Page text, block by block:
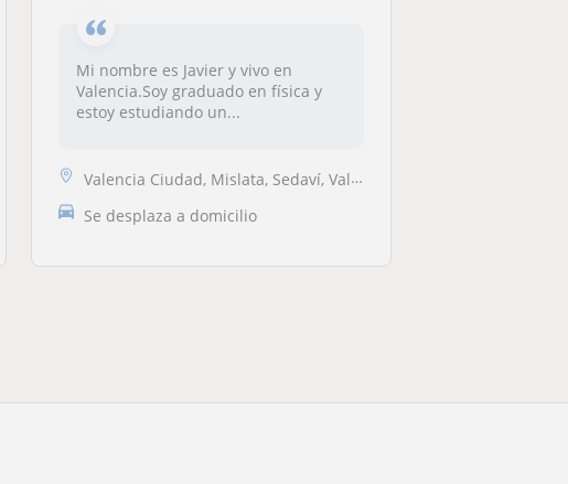
Mi nombre es Javier y vivo en
Valencia.Soy graduado en física y
estoy estudiando un...
Valencia Ciudad, Mislata, Sedaví, Valencia (Ciudad), Xirivella
Se desplaza a domicilio